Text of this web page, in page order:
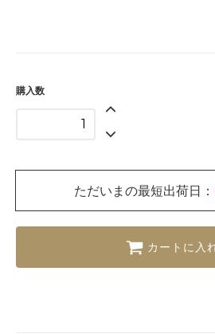
購入数
ただいまの最短出荷日：
カートに入